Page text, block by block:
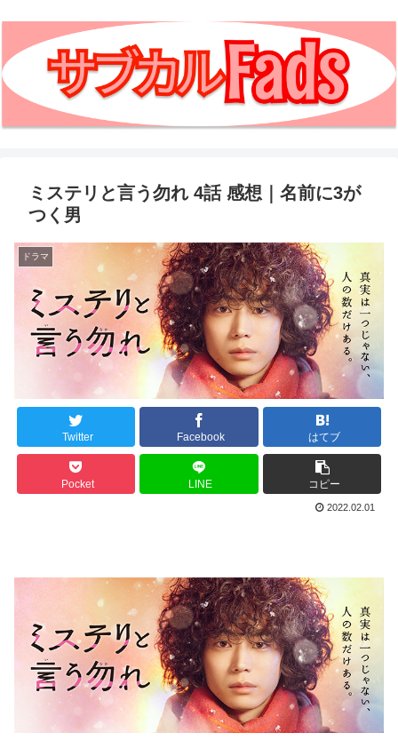
ミステリと言う勿れ 4話 感想｜名前に3が
つく男
ドラマ
Twitter Facebook はてブ
Pocket LINE コピー
2022.02.01